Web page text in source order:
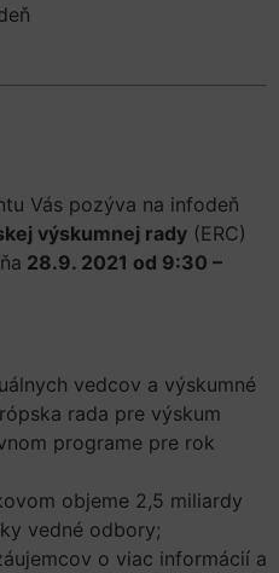
Vás pozýva na infodeň
výskumnej rady (ERC)
28.9. 2021 od 9:30 –
vedcov a výskumné
rada pre výskum
programe pre rok
objeme 2,5 miliardy
vedné odbory;
o viac informácií a